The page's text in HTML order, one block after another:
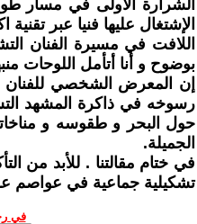
الإشتغال عليها فنيا عبر تقنية اكريليك
اللافت في مسيرة الفنان
بوضوح و أنا أتأمل اللوحات
إن المعرض الشخصي للفنان
رسوخه في ذاكرة المشهد
حول البحر و طقوسه و
الجميلة.
في ختام مقالتنا . للأبد من
تشكيلية جماعية في عواصم عربية ٫ شرقا و غربا ٫ من اجل دعم و إشعاع الثقافة التونسية في محيطها
في